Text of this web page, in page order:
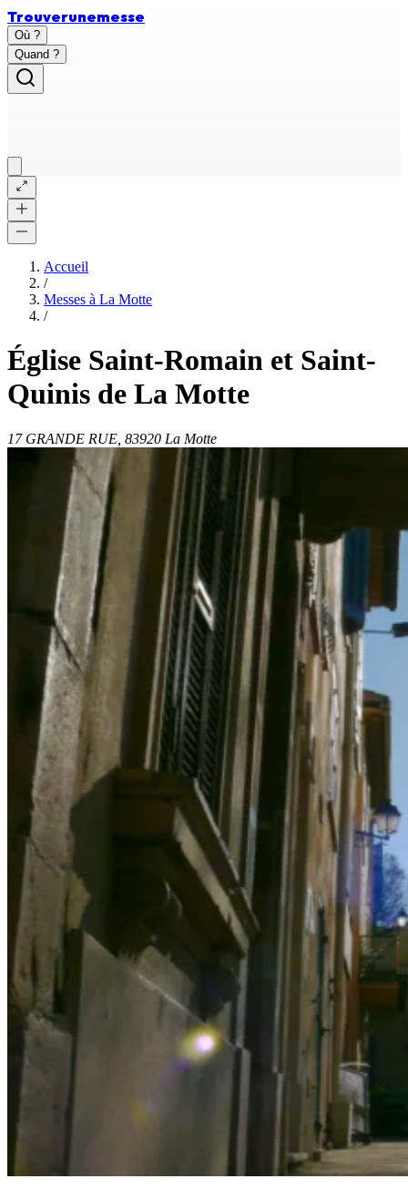
Trouverunemesse
Où ?
Quand ?
Accueil
/
Messes à La Motte
/
Église Saint-Romain et Saint-
Quinis de La Motte
17 GRANDE RUE, 83920 La Motte